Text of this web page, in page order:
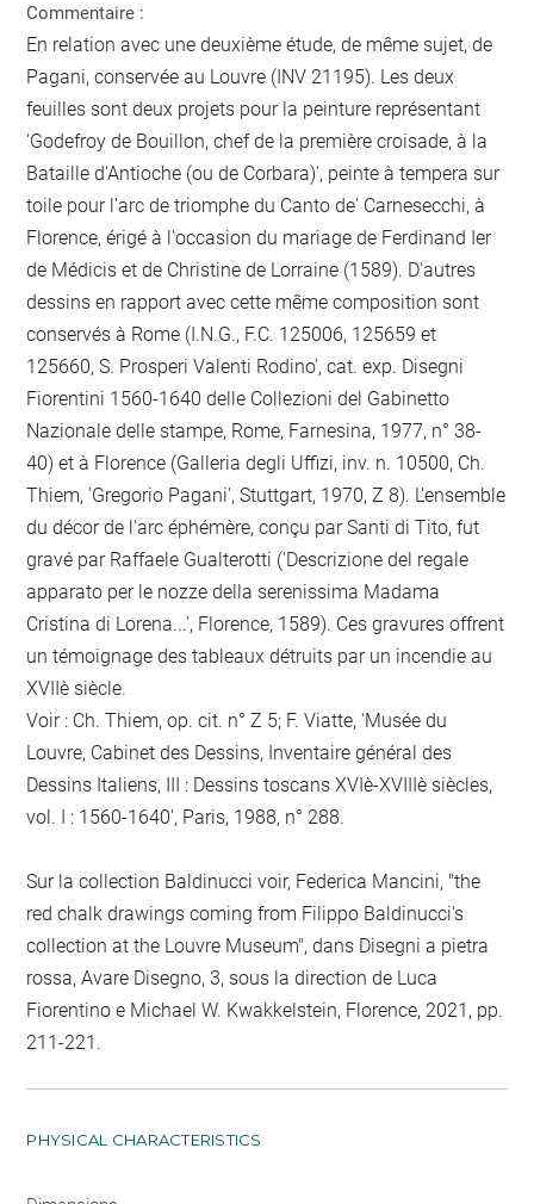
Commentaire :
En relation avec une deuxième étude, de même sujet, de
Pagani, conservée au Louvre (INV 21195). Les deux
feuilles sont deux projets pour la peinture représentant
'Godefroy de Bouillon, chef de la première croisade, à la
Bataille d'Antioche (ou de Corbara)', peinte à tempera sur
toile pour l'arc de triomphe du Canto de' Carnesecchi, à
Florence, érigé à l'occasion du mariage de Ferdinand Ier
de Médicis et de Christine de Lorraine (1589). D'autres
dessins en rapport avec cette même composition sont
conservés à Rome (I.N.G., F.C. 125006, 125659 et
125660, S. Prosperi Valenti Rodino', cat. exp. Disegni
Fiorentini 1560-1640 delle Collezioni del Gabinetto
Nazionale delle stampe, Rome, Farnesina, 1977, n° 38-
40) et à Florence (Galleria degli Uffizi, inv. n. 10500, Ch.
Thiem, 'Gregorio Pagani', Stuttgart, 1970, Z 8). L'ensemble
du décor de l'arc éphémère, conçu par Santi di Tito, fut
gravé par Raffaele Gualterotti ('Descrizione del regale
apparato per le nozze della serenissima Madama
Cristina di Lorena...', Florence, 1589). Ces gravures offrent
un témoignage des tableaux détruits par un incendie au
XVIIè siècle.
Voir : Ch. Thiem, op. cit. n° Z 5; F. Viatte, 'Musée du
Louvre, Cabinet des Dessins, Inventaire général des
Dessins Italiens, III : Dessins toscans XVIè-XVIIIè siècles,
vol. I : 1560-1640', Paris, 1988, n° 288.
Sur la collection Baldinucci voir, Federica Mancini, "the
red chalk drawings coming from Filippo Baldinucci's
collection at the Louvre Museum", dans Disegni a pietra
rossa, Avare Disegno, 3, sous la direction de Luca
Fiorentino e Michael W. Kwakkelstein, Florence, 2021, pp.
211-221.
PHYSICAL CHARACTERISTICS